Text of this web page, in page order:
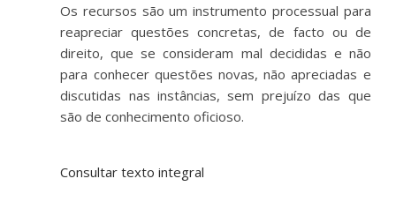
Os recursos são um instrumento processual para
reapreciar questões concretas, de facto ou de
direito, que se consideram mal decididas e não
para conhecer questões novas, não apreciadas e
discutidas nas instâncias, sem prejuízo das que
são de conhecimento oficioso.
Consultar texto integral